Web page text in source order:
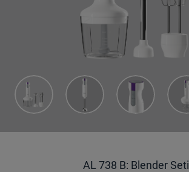
AL 738 B: Blender Seti